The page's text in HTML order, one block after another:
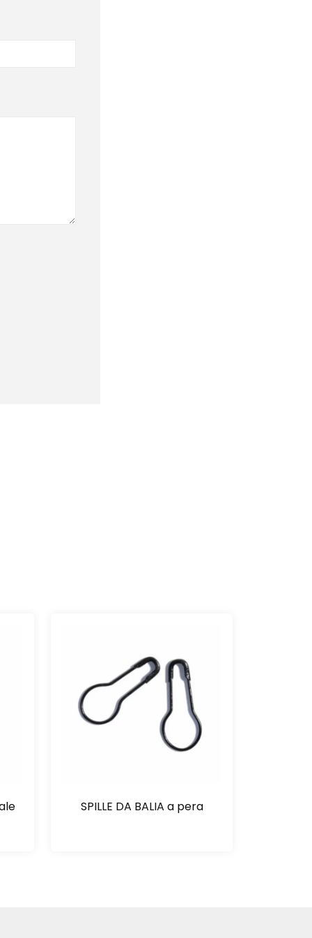
SPILLE DA BALIA a pera